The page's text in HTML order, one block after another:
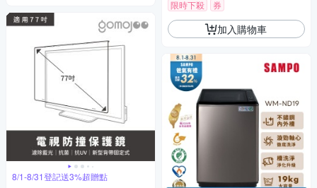
8/1-8/31登記送3%超贈點
限時下殺 券
加入購物車